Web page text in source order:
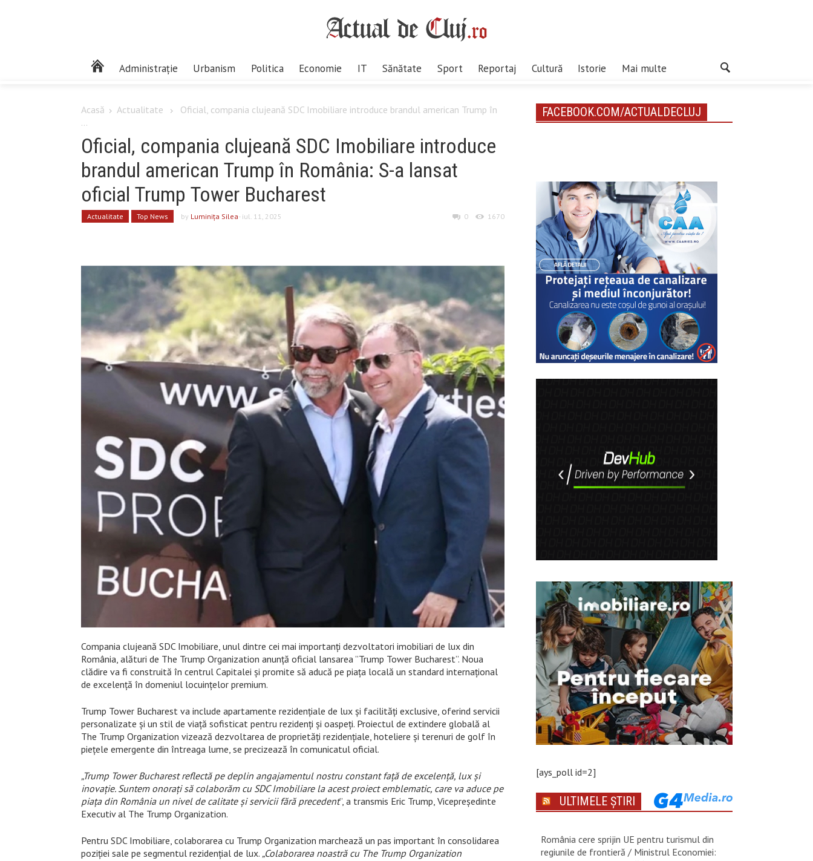
Administrație Urbanism Politica Economie IT Sănătate Sport Reportaj Cultură Istorie Mai multe
Acasă Actualitate
Oficial, compania clujeană SDC Imobiliare introduce brandul american Trump în
...
Oficial, compania clujeană SDC Imobiliare introduce
brandul american Trump în România: S-a lansat
oficial Trump Tower Bucharest
Actualitate Top News by Luminiţa Silea- iul. 11, 2025 0 1670
Compania clujeană SDC Imobiliare, unul dintre cei mai importanți dezvoltatori imobiliari de lux din
România, alături de The Trump Organization anunță oficial lansarea ”Trump Tower Bucharest”. Noua
clădire va fi construită în centrul Capitalei și promite să aducă pe piața locală un standard internațional
de excelență în domeniul locuințelor premium.
Trump Tower Bucharest va include apartamente rezidențiale de lux și facilități exclusive, oferind servicii
personalizate și un stil de viață sofisticat pentru rezidenți și oaspeți. Proiectul de extindere globală al
The Trump Organization vizează dezvoltarea de proprietăți rezidențiale, hoteliere și terenuri de golf în
piețele emergente din întreaga lume, se precizează în comunicatul oficial.
„Trump Tower Bucharest reflectă pe deplin angajamentul nostru constant față de excelență, lux și
inovație. Suntem onorați să colaborăm cu SDC Imobiliare la acest proiect emblematic, care va aduce pe
piața din România un nivel de calitate și servicii fără precedent”, a transmis Eric Trump, Vicepreședinte
Executiv al The Trump Organization.
Pentru SDC Imobiliare, colaborarea cu Trump Organization marchează un pas important în consolidarea
poziției sale pe segmentul rezidențial de lux. „Colaborarea noastră cu The Trump Organization
FACEBOOK.COM/ACTUALDECLUJ
[ays_poll id=2]
ULTIMELE ȘTIRI
România cere sprijin UE pentru turismul din
regiunile de frontieră / Ministrul Economiei: